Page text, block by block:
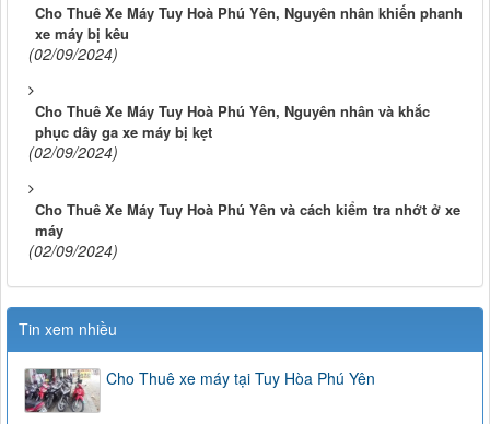
Cho Thuê Xe Máy Tuy Hoà Phú Yên, Nguyên nhân khiến phanh
xe máy bị kêu
(02/09/2024)
Cho Thuê Xe Máy Tuy Hoà Phú Yên, Nguyên nhân và khắc
phục dây ga xe máy bị kẹt
(02/09/2024)
Cho Thuê Xe Máy Tuy Hoà Phú Yên và cách kiểm tra nhớt ở xe
máy
(02/09/2024)
Tin xem nhiều
Cho Thuê xe máy tại Tuy Hòa Phú Yên